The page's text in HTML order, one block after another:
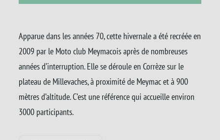
Apparue dans les années 70, cette hivernale a été recréée en
2009 par le Moto club Meymacois après de nombreuses
années d’interruption. Elle se déroule en Corrèze sur le
plateau de Millevaches, à proximité de Meymac et à 900
mètres d’altitude. C’est une référence qui accueille environ
3000 participants.